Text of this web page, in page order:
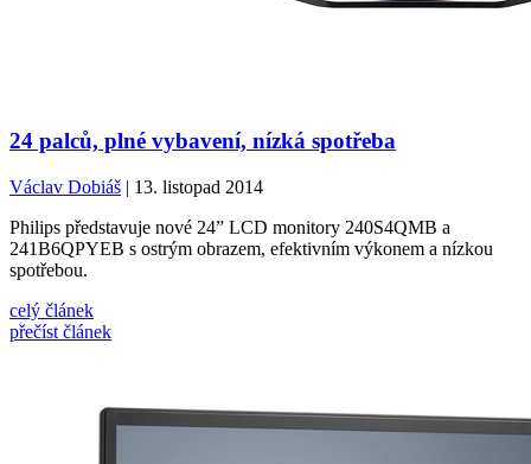
24 palců, plné vybavení, nízká spotřeba
Václav Dobiáš | 13. listopad 2014
Philips představuje nové 24” LCD monitory 240S4QMB a
241B6QPYEB s ostrým obrazem, efektivním výkonem a nízkou
spotřebou.
celý článek
přečíst článek